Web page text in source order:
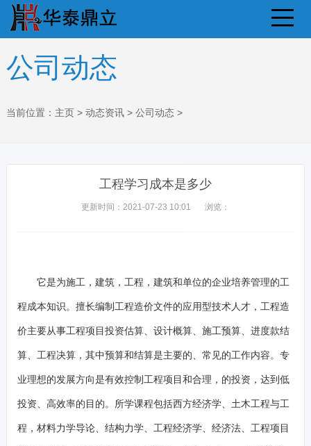
公司动态
当前位置： 主页> 动态资讯> 公司动态>
工程学习成本是多少
更新时间：2021-07-23 10:01 浏览：
它是为施工，建筑，工程，建筑和单位的企业培养管理的工
程成本知识。擅长编制工程造价文件的应用型技术人才，工程造
价主要从事工程项目投资估算、设计概算、施工预算、进度款结
算、工程决算，其中预算和结算是主要的、常见的工作内容。专
业理想的发展方向是有效控制工程项目和合理，的投资，达到低
投资、高效率的目的。所学课程包括西方经济学、土木工程与工
程，材料力学导论、结构力学、工程经济学、经济法、工程项目